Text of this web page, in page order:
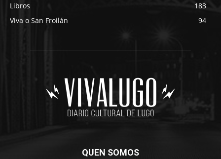
Libros
183
Viva o San Froilán
94
QUEN SOMOS